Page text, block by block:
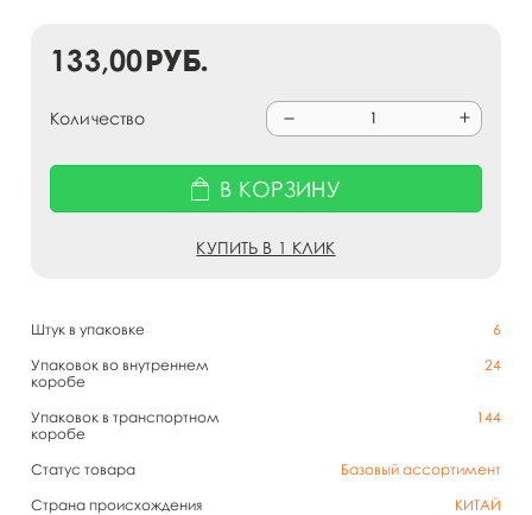
Штук в упаковке
6
Упаковок во внутреннем
коробе
24
Упаковок в транспортном
коробе
144
Статус товара
Базовый ассортимент
Страна происхождения
КИТАЙ
133,00руб.
Количество
В КОРЗИНУ
КУПИТЬ В 1 КЛИК